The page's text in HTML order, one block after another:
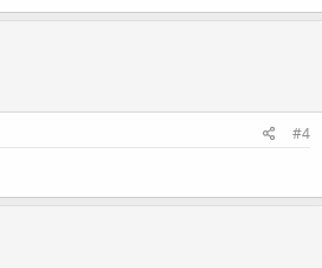
#4